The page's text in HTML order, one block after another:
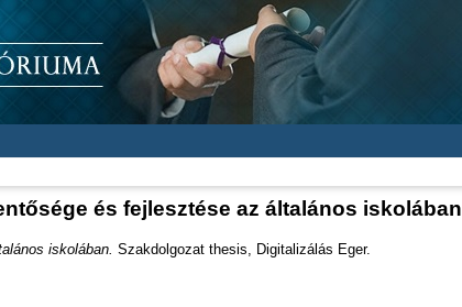
és fejlesztése az általános iskolában
iskolában. Szakdolgozat thesis, Digitalizálás Eger.